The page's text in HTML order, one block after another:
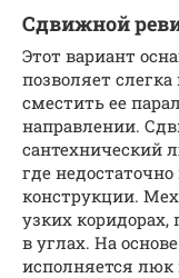
Сдвижной
Этот вариант
позволяет
сместить ее
направлении.
сантехнический
где
конструкции.
узких
в углах. На
исполняется